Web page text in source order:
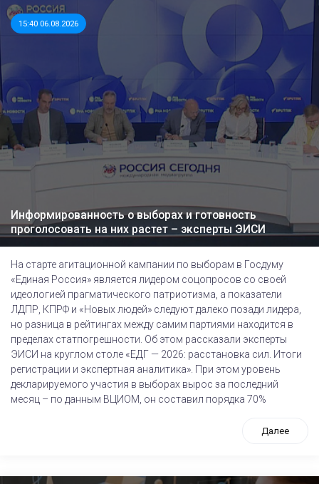
15:40 06.08.2026
Информированность о выборах и готовность
проголосовать на них растет – эксперты ЭИСИ
На старте агитационной кампании по выборам в Госдуму
«Единая Россия» является лидером соцопросов со своей
идеологией прагматического патриотизма, а показатели
ЛДПР, КПРФ и «Новых людей» следуют далеко позади лидера,
но разница в рейтингах между самим партиями находится в
пределах статпогрешности. Об этом рассказали эксперты
ЭИСИ на круглом столе «ЕДГ — 2026: расстановка сил. Итоги
регистрации и экспертная аналитика». При этом уровень
декларируемого участия в выборах вырос за последний
месяц – по данным ВЦИОМ, он составил порядка 70%
Далее